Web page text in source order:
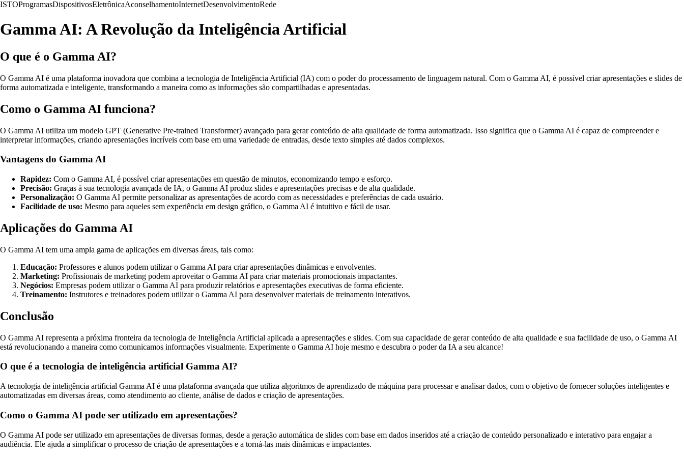
ISTOProgramasDispositivosEletrônicaAconselhamentoInternetDesenvolvimentoRede
Gamma AI: A Revolução da Inteligência Artificial
O que é o Gamma AI?
O Gamma AI é uma plataforma inovadora que combina a tecnologia de Inteligência Artificial (IA) com o poder do processamento de linguagem natural. Com o Gamma AI, é possível criar apresentações e slides de
forma automatizada e inteligente, transformando a maneira como as informações são compartilhadas e apresentadas.
Como o Gamma AI funciona?
O Gamma AI utiliza um modelo GPT (Generative Pre-trained Transformer) avançado para gerar conteúdo de alta qualidade de forma automatizada. Isso significa que o Gamma AI é capaz de compreender e
interpretar informações, criando apresentações incríveis com base em uma variedade de entradas, desde texto simples até dados complexos.
Vantagens do Gamma AI
Rapidez: Com o Gamma AI, é possível criar apresentações em questão de minutos, economizando tempo e esforço.
Precisão: Graças à sua tecnologia avançada de IA, o Gamma AI produz slides e apresentações precisas e de alta qualidade.
Personalização: O Gamma AI permite personalizar as apresentações de acordo com as necessidades e preferências de cada usuário.
Facilidade de uso: Mesmo para aqueles sem experiência em design gráfico, o Gamma AI é intuitivo e fácil de usar.
Aplicações do Gamma AI
O Gamma AI tem uma ampla gama de aplicações em diversas áreas, tais como:
Educação: Professores e alunos podem utilizar o Gamma AI para criar apresentações dinâmicas e envolventes.
Marketing: Profissionais de marketing podem aproveitar o Gamma AI para criar materiais promocionais impactantes.
Negócios: Empresas podem utilizar o Gamma AI para produzir relatórios e apresentações executivas de forma eficiente.
Treinamento: Instrutores e treinadores podem utilizar o Gamma AI para desenvolver materiais de treinamento interativos.
Conclusão
O Gamma AI representa a próxima fronteira da tecnologia de Inteligência Artificial aplicada a apresentações e slides. Com sua capacidade de gerar conteúdo de alta qualidade e sua facilidade de uso, o Gamma AI
está revolucionando a maneira como comunicamos informações visualmente. Experimente o Gamma AI hoje mesmo e descubra o poder da IA a seu alcance!
O que é a tecnologia de inteligência artificial Gamma AI?
A tecnologia de inteligência artificial Gamma AI é uma plataforma avançada que utiliza algoritmos de aprendizado de máquina para processar e analisar dados, com o objetivo de fornecer soluções inteligentes e
automatizadas em diversas áreas, como atendimento ao cliente, análise de dados e criação de apresentações.
Como o Gamma AI pode ser utilizado em apresentações?
O Gamma AI pode ser utilizado em apresentações de diversas formas, desde a geração automática de slides com base em dados inseridos até a criação de conteúdo personalizado e interativo para engajar a
audiência. Ele ajuda a simplificar o processo de criação de apresentações e a torná-las mais dinâmicas e impactantes.